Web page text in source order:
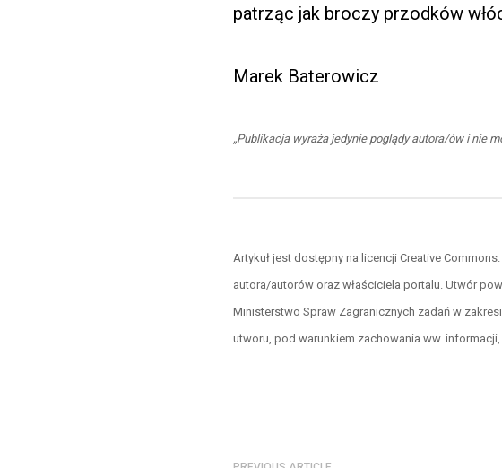
patrząc jak broczy przodków
Marek Baterowicz
„Publikacja wyraża jedynie poglądy autora/ów i nie
Artykuł jest dostępny na licencji Creative
autora/autorów oraz właściciela portalu. Utwór
Ministerstwo Spraw Zagranicznych zadań w
utworu, pod warunkiem zachowania ww.